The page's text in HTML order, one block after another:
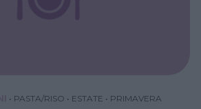
• PASTA/RISO • ESTATE • PRIMAVERA